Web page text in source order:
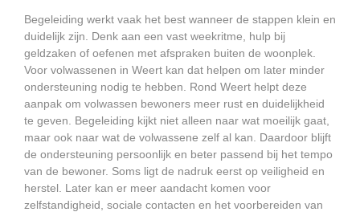
Begeleiding werkt vaak het best wanneer de stappen klein en
duidelijk zijn. Denk aan een vast weekritme, hulp bij
geldzaken of oefenen met afspraken buiten de woonplek.
Voor volwassenen in Weert kan dat helpen om later minder
ondersteuning nodig te hebben. Rond Weert helpt deze
aanpak om volwassen bewoners meer rust en duidelijkheid
te geven. Begeleiding kijkt niet alleen naar wat moeilijk gaat,
maar ook naar wat de volwassene zelf al kan. Daardoor blijft
de ondersteuning persoonlijk en beter passend bij het tempo
van de bewoner. Soms ligt de nadruk eerst op veiligheid en
herstel. Later kan er meer aandacht komen voor
zelfstandigheid, sociale contacten en het voorbereiden van